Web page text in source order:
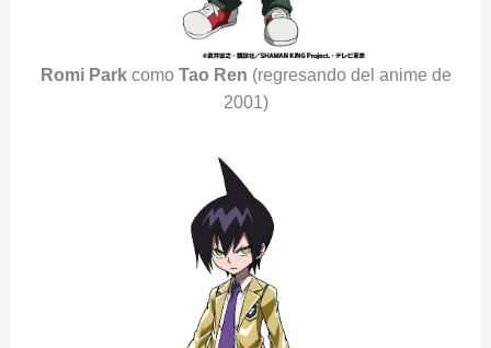
Romi Parkcomo Tao Ren (regresando del anime de
2001)